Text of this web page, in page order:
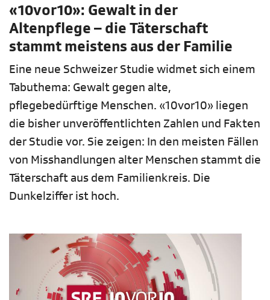
«10vor10»: Gewalt in der
Altenpflege – die Täterschaft
stammt meistens aus der Familie
Eine neue Schweizer Studie widmet sich einem
Tabuthema: Gewalt gegen alte,
pflegebedürftige Menschen. «10vor10» liegen
die bisher unveröffentlichten Zahlen und Fakten
der Studie vor. Sie zeigen: In den meisten Fällen
von Misshandlungen alter Menschen stammt die
Täterschaft aus dem Familienkreis. Die
Dunkelziffer ist hoch.